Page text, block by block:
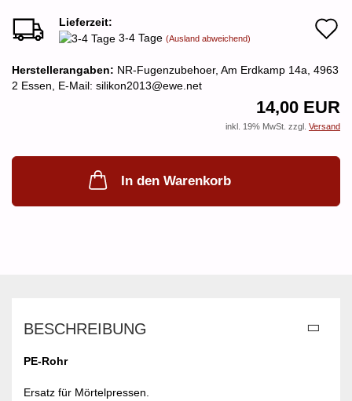
Lieferzeit:
3-4 Tage (Ausland abweichend)
Herstellerangaben: NR-Fugenzubehoer, Am Erdkamp 14a, 4963
2 Essen, E-Mail: silikon2013@ewe.net
14,00 EUR
inkl. 19% MwSt. zzgl. Versand
In den Warenkorb
BESCHREIBUNG
PE-Rohr
Ersatz für Mörtelpressen.